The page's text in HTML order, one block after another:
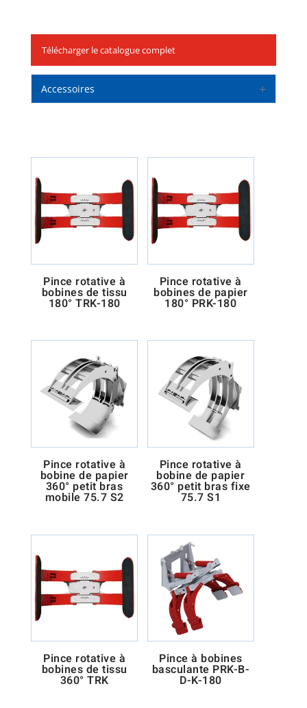
Télécharger le catalogue complet
Accessoires
Pince rotative à
bobines de tissu
180° TRK-180
Pince rotative à
bobines de papier
180° PRK-180
Pince rotative à
bobine de papier
360° petit bras
mobile 75.7 S2
Pince rotative à
bobine de papier
360° petit bras fixe
75.7 S1
Pince rotative à
bobines de tissu
360° TRK
Pince à bobines
basculante PRK-B-
D-K-180